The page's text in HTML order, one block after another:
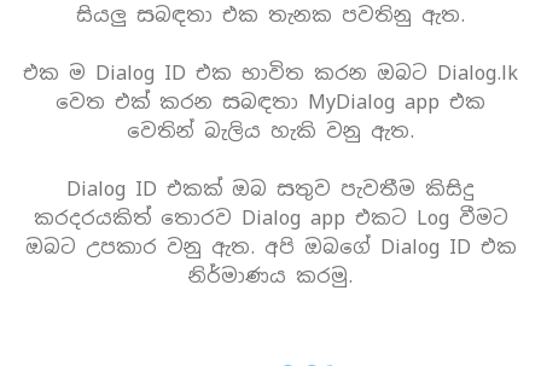
සියලු සබඳතා එක තැනක පවතිනු ඇත.
එක ම Dialog ID එක භාවිත කරන ඔබට Dialog.lk
වෙත එක් කරන සබඳතා MyDialog app එක
වෙතින් බැලිය හැකි වනු ඇත.
Dialog ID එකක් ඔබ සතුව පැවතීම කිසිදු
කරදරයකිත් තොරව Dialog app එකට Log වීමට
ඔබට උපකාර වනු ඇත. අපි ඔබගේ Dialog ID එක
නිර්මාණය කරමු.